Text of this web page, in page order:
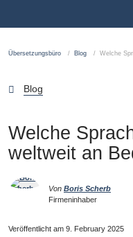
Übersetzungsbüro Blog Welche
Blog
Welche
weltweit an
Von Boris Scherb
Firmeninhaber
Veröffentlicht am 9. February 2025